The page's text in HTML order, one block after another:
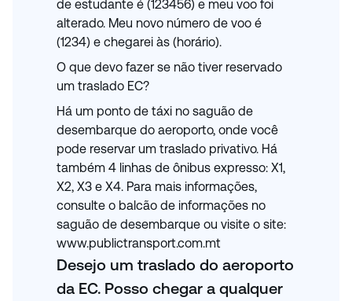
Desejo um traslado do aeroporto
da EC. Posso chegar a qualquer
de estudante é (123456) e meu voo foi
alterado. Meu novo número de voo é
(1234) e chegarei às (horário).
O que devo fazer se não tiver reservado
um traslado EC?
Há um ponto de táxi no saguão de
desembarque do aeroporto, onde você
pode reservar um traslado privativo. Há
também 4 linhas de ônibus expresso: X1,
X2, X3 e X4. Para mais informações,
consulte o balcão de informações no
saguão de desembarque ou visite o site:
www.publictransport.com.mt